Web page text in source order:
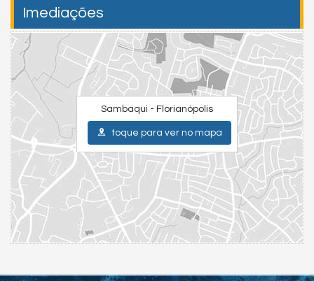
Imediações
Sambaqui - Florianópolis
toque para ver no mapa